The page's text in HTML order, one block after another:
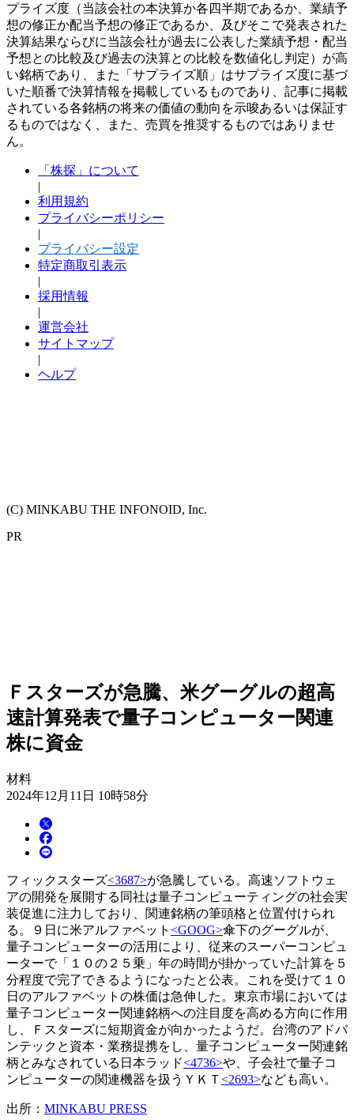
プライズ度（当該会社の本決算か各四半期であるか、業績予
想の修正か配当予想の修正であるか、及びそこで発表された
決算結果ならびに当該会社が過去に公表した業績予想・配当
予想との比較及び過去の決算との比較を数値化し判定）が高
い銘柄であり、また「サプライズ順」はサプライズ度に基づ
いた順番で決算情報を掲載しているものであり、記事に掲載
されている各銘柄の将来の価値の動向を示唆あるいは保証す
るものではなく、また、売買を推奨するものではありませ
ん。
「株探」について
|
利用規約
プライバシーポリシー
|
プライバシー設定
特定商取引表示
|
採用情報
|
運営会社
サイトマップ
|
ヘルプ
(C) MINKABU THE INFONOID, Inc.
PR
Ｆスターズが急騰、米グーグルの超高
速計算発表で量子コンピューター関連
株に資金
材料
2024年12月11日 10時58分
フィックスターズ<3687>が急騰している。高速ソフトウェ
アの開発を展開する同社は量子コンピューティングの社会実
装促進に注力しており、関連銘柄の筆頭格と位置付けられ
る。９日に米アルファベット <GOOG>傘下のグーグルが、
量子コンピューターの活用により、従来のスーパーコンピュ
ーターで「１０の２５乗」年の時間が掛かっていた計算を５
分程度で完了できるようになったと公表。これを受けて１０
日のアルファベットの株価は急伸した。東京市場においては
量子コンピューター関連銘柄への注目度を高める方向に作用
し、Ｆスターズに短期資金が向かったようだ。台湾のアドバ
ンテックと資本・業務提携をし、量子コンピューター関連銘
柄とみなされている日本ラッド<4736>や、子会社で量子コ
ンピューターの関連機器を扱うＹＫＴ <2693>なども高い。
出所： MINKABU PRESS